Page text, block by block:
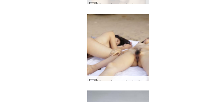
Konata un Lulu ražoti Japānā #28
Konata un Lulu kailā pludmale #45